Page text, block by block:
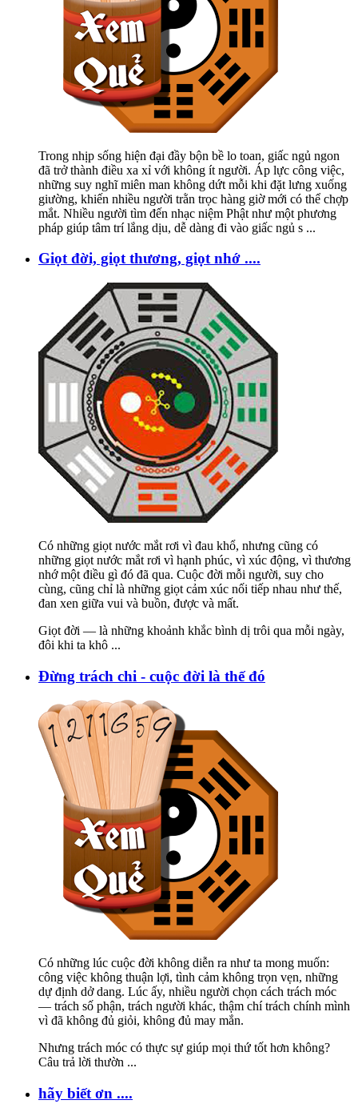
Trong nhịp sống hiện đại đầy bộn bề lo toan, giấc ngủ ngon
đã trở thành điều xa xỉ với không ít người. Áp lực công việc,
những suy nghĩ miên man không dứt mỗi khi đặt lưng xuống
giường, khiến nhiều người trằn trọc hàng giờ mới có thể chợp
mắt. Nhiều người tìm đến nhạc niệm Phật như một phương
pháp giúp tâm trí lắng dịu, dễ dàng đi vào giấc ngủ s ...
Giọt đời, giọt thương, giọt nhớ ....
Có những giọt nước mắt rơi vì đau khổ, nhưng cũng có
những giọt nước mắt rơi vì hạnh phúc, vì xúc động, vì thương
nhớ một điều gì đó đã qua. Cuộc đời mỗi người, suy cho
cùng, cũng chỉ là những giọt cảm xúc nối tiếp nhau như thế,
đan xen giữa vui và buồn, được và mất.
Giọt đời — là những khoảnh khắc bình dị trôi qua mỗi ngày,
đôi khi ta khô ...
Đừng trách chi - cuộc đời là thế đó
Có những lúc cuộc đời không diễn ra như ta mong muốn:
công việc không thuận lợi, tình cảm không trọn vẹn, những
dự định dở dang. Lúc ấy, nhiều người chọn cách trách móc
— trách số phận, trách người khác, thậm chí trách chính mình
vì đã không đủ giỏi, không đủ may mắn.
Nhưng trách móc có thực sự giúp mọi thứ tốt hơn không?
Câu trả lời thườn ...
hãy biết ơn ....